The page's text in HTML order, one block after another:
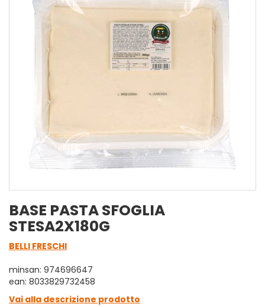
BASE PASTA SFOGLIA
STESA2X180G
BELLI FRESCHI
minsan: 974696647
ean: 8033829732458
Vai alla descrizione prodotto